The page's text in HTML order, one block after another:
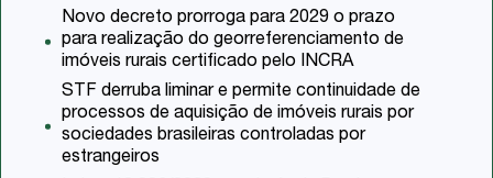
Novo decreto prorroga para 2029 o prazo
para realização do georreferenciamento de
imóveis rurais certificado pelo INCRA
STF derruba liminar e permite continuidade de
processos de aquisição de imóveis rurais por
sociedades brasileiras controladas por
estrangeiros